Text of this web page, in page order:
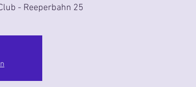
- Reeperbahn 25